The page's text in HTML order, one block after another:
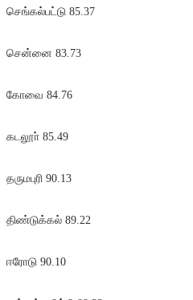
செங்கல்பட்டு 85.37
சென்னை 83.73
கோவை 84.76
கடலூா் 85.49
தருமபுரி 90.13
திண்டுக்கல் 89.22
ஈரோடு 90.10